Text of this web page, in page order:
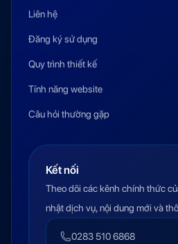
Liên hệ
Đăng ký sử dụng
Quy trình thiết kế
Tính năng website
Câu hỏi thường gặp
Kết nối
Theo dõi các kênh chính thức
nhật dịch vụ, nội dung mới và
0283 510 6868